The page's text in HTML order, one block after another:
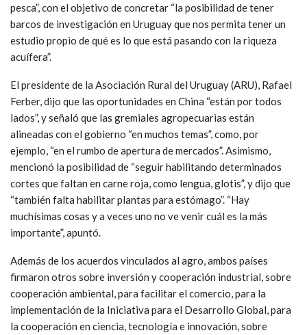
pesca”, con el objetivo de concretar “la posibilidad de tener
barcos de investigación en Uruguay que nos permita tener un
estudio propio de qué es lo que está pasando con la riqueza
acuífera”.
El presidente de la Asociación Rural del Uruguay (ARU), Rafael
Ferber, dijo que las oportunidades en China “están por todos
lados”, y señaló que las gremiales agropecuarias están
alineadas con el gobierno “en muchos temas”, como, por
ejemplo, “en el rumbo de apertura de mercados”. Asimismo,
mencionó la posibilidad de “seguir habilitando determinados
cortes que faltan en carne roja, como lengua, glotis”, y dijo que
“también falta habilitar plantas para estómago”. “Hay
muchísimas cosas y a veces uno no ve venir cuál es la más
importante”, apuntó.
Además de los acuerdos vinculados al agro, ambos países
firmaron otros sobre inversión y cooperación industrial, sobre
cooperación ambiental, para facilitar el comercio, para la
implementación de la Iniciativa para el Desarrollo Global, para
la cooperación en ciencia, tecnología e innovación, sobre